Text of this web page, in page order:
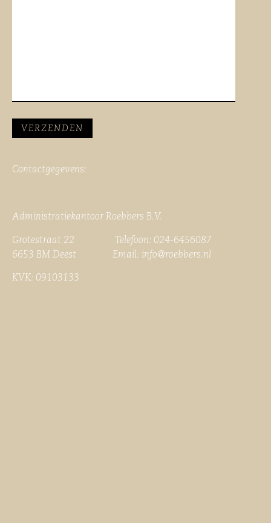
Contactgegevens:
Administratiekantoor Roebbers B.V.
Grotestraat 22 Telefoon: 024-6456087
6653 BM Deest Email: info@roebbers.nl
KVK: 09103133